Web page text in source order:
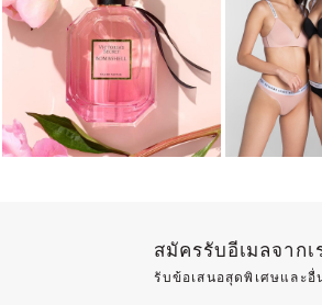
สมัครรับอีเมลจากเ
รับข้อเสนอสุดพิเศษและอื่